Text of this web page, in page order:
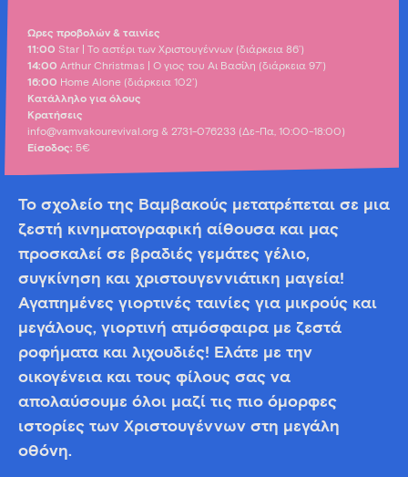
Ώρες προβολών & ταινίες
11:00 Star | Το αστέρι των Χριστουγέννων (διάρκεια 86’)
14:00 Arthur Christmas | O γιος του Αι Βασίλη (διάρκεια 97’)
16:00 Ηome Αlone (διάρκεια 102’)
Κατάλληλο για όλους
Κρατήσεις
info@vamvakourevival.org & 2731-076233 (Δε-Πα, 10:00-18:00)
Είσοδος: 5€
Το σχολείο της Βαμβακούς μετατρέπεται σε μια
ζεστή κινηματογραφική αίθουσα και μας
προσκαλεί σε βραδιές γεμάτες γέλιο,
συγκίνηση και χριστουγεννιάτικη μαγεία!
Αγαπημένες γιορτινές ταινίες για μικρούς και
μεγάλους, γιορτινή ατμόσφαιρα με ζεστά
ροφήματα και λιχουδιές! Ελάτε με την
οικογένεια και τους φίλους σας να
απολαύσουμε όλοι μαζί τις πιο όμορφες
ιστορίες των Χριστουγέννων στη μεγάλη
οθόνη.